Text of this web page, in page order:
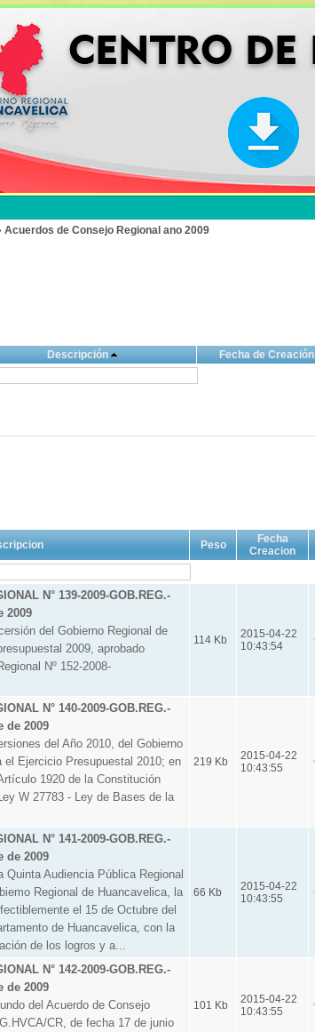
de Consejo Regional ano 2009
Descripción Fecha de Creación
Peso
Fecha
Creacion
N° 139-2009-GOB.REG.-
2009
del Gobierno Regional de
2009, aprobado
Nº 152-2008-
114 Kb
2015-04-22
10:43:54
N° 140-2009-GOB.REG.-
de 2009
del Año 2010, del Gobierno
el Ejercicio Presupuestal 2010; en
1920 de la Constitución
W 27783 - Ley de Bases de la
219 Kb
2015-04-22
10:43:55
N° 141-2009-GOB.REG.-
de 2009
Audiencia Pública Regional
Regional de Huancavelica, la
el 15 de Octubre del
de Huancavelica, con la
de los logros y a...
66 Kb
2015-04-22
10:43:55
N° 142-2009-GOB.REG.-
de 2009
del Acuerdo de Consejo
CR, de fecha 17 de junio
101 Kb
2015-04-22
10:43:55